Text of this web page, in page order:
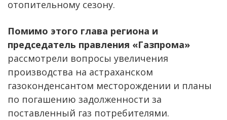
отопительному сезону.
Помимо этого глава региона и
председатель правления «Газпрома»
рассмотрели вопросы увеличения
производства на астраханском
газоконденсантом месторождении и планы
по погашению задолженности за
поставленный газ потребителями.